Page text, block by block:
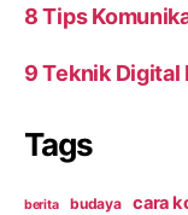
8 Tips
9 Teknik
Tags
berita budaya cara